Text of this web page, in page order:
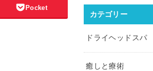
Pocket
カテゴリー
ドライヘッドスパ
癒しと療術